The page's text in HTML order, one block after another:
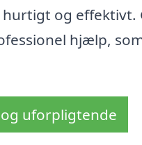
og effektivt.
hjælp,
uforpligtende